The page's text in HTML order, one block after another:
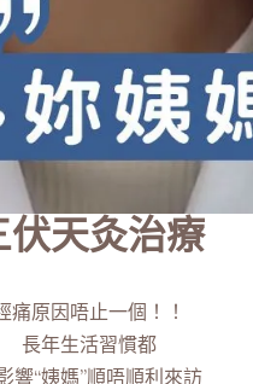
伏天灸治療
痛原因唔止一個！！
長年生活習慣都
響“姨媽”順唔順利來訪